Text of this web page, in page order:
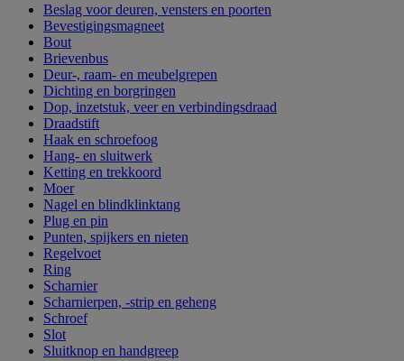
Beslag voor deuren, vensters en poorten
Bevestigingsmagneet
Bout
Brievenbus
Deur-, raam- en meubelgrepen
Dichting en borgringen
Dop, inzetstuk, veer en verbindingsdraad
Draadstift
Haak en schroefoog
Hang- en sluitwerk
Ketting en trekkoord
Moer
Nagel en blindklinktang
Plug en pin
Punten, spijkers en nieten
Regelvoet
Ring
Scharnier
Scharnierpen, -strip en geheng
Schroef
Slot
Sluitknop en handgreep